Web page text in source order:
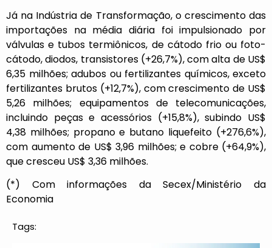
Já na Indústria de Transformação, o crescimento das
importações na média diária foi impulsionado por
válvulas e tubos termiônicos, de cátodo frio ou foto-
cátodo, diodos, transistores (+26,7%), com alta de US$
6,35 milhões; adubos ou fertilizantes químicos, exceto
fertilizantes brutos (+12,7%), com crescimento de US$
5,26 milhões; equipamentos de telecomunicações,
incluindo peças e acessórios (+15,8%), subindo US$
4,38 milhões; propano e butano liquefeito (+276,6%),
com aumento de US$ 3,96 milhões; e cobre (+64,9%),
que cresceu US$ 3,36 milhões.
(*) Com informações da Secex/Ministério da
Economia
Tags: